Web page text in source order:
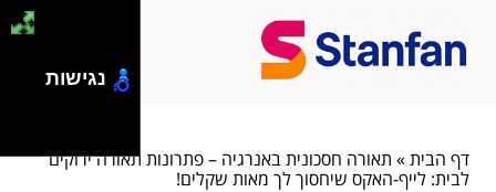
דף הבית» תאורה חסכונית באנרגיה – פתרונות תאורה ירוקים
לבית: לייף-האקס שיחסוך לך מאות שקלים!
נגישות